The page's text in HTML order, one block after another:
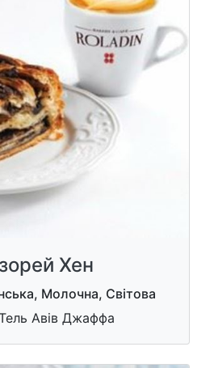
Хен
Молочна, Світова
Авів Джаффа